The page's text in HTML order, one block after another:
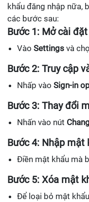
khẩu đăng nhập nữa,
các bước sau:
Bước 1: Mở cài đặt
Vào Settings và
Bước 2: Truy cập
Nhấp vào Sign-in
Bước 3: Thay đổi
Nhấn vào nút
Bước 4: Nhập mật
Điền mật khẩu mà
Bước 5: Xóa mật
Để loại bỏ mật